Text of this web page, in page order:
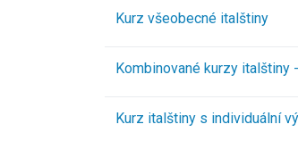
Kurz všeobecné italštiny
Kombinované kurzy italštiny
Kurz italštiny s individuální